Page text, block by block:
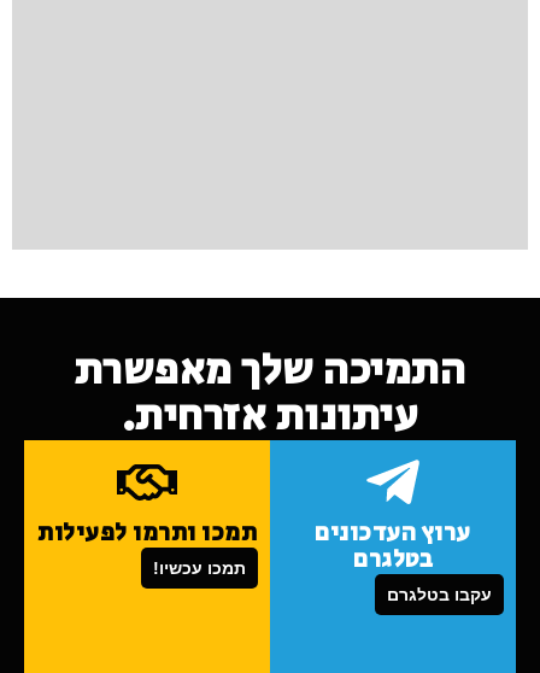
התמיכה שלך מאפשרת
עיתונות אזרחית.
ערוץ העדכונים
בטלגרם
עקבו בטלגרם
תמכו ותרמו לפעילות
תמכו עכשיו!